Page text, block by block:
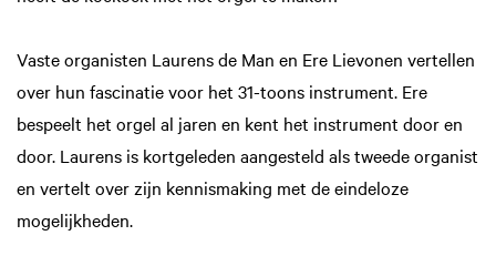
Vaste organisten Laurens de Man en Ere Lievonen vertellen
over hun fascinatie voor het 31-toons instrument. Ere
bespeelt het orgel al jaren en kent het instrument door en
door. Laurens is kortgeleden aangesteld als tweede organist
en vertelt over zijn kennismaking met de eindeloze
mogelijkheden.